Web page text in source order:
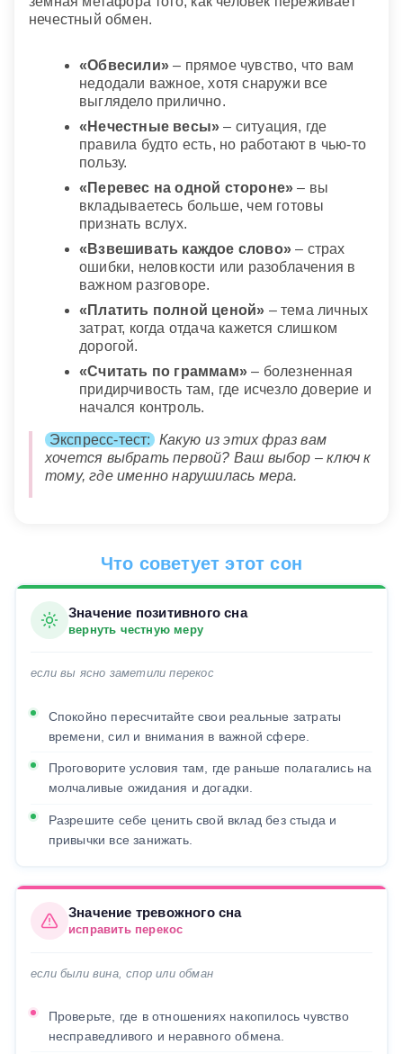
нечестный обмен.
«Обвесили» – прямое чувство, что вам
недодали важное, хотя снаружи все
выглядело прилично.
«Нечестные весы» – ситуация, где
правила будто есть, но работают в чью-то
пользу.
«Перевес на одной стороне» – вы
вкладываетесь больше, чем готовы
признать вслух.
«Взвешивать каждое слово» – страх
ошибки, неловкости или разоблачения в
важном разговоре.
«Платить полной ценой» – тема личных
затрат, когда отдача кажется слишком
дорогой.
«Считать по граммам» – болезненная
придирчивость там, где исчезло доверие и
начался контроль.
Экспресс-тест:
Какую из этих фраз вам
хочется выбрать первой? Ваш выбор – ключ к
тому, где именно нарушилась мера.
Что советует этот сон
Значение позитивного сна
вернуть честную меру
если вы ясно заметили перекос
Спокойно пересчитайте свои реальные затраты
времени, сил и внимания в важной сфере.
Проговорите условия там, где раньше полагались на
молчаливые ожидания и догадки.
Разрешите себе ценить свой вклад без стыда и
привычки все занижать.
Значение тревожного сна
исправить перекос
если были вина, спор или обман
Проверьте, где в отношениях накопилось чувство
несправедливого и неравного обмена.